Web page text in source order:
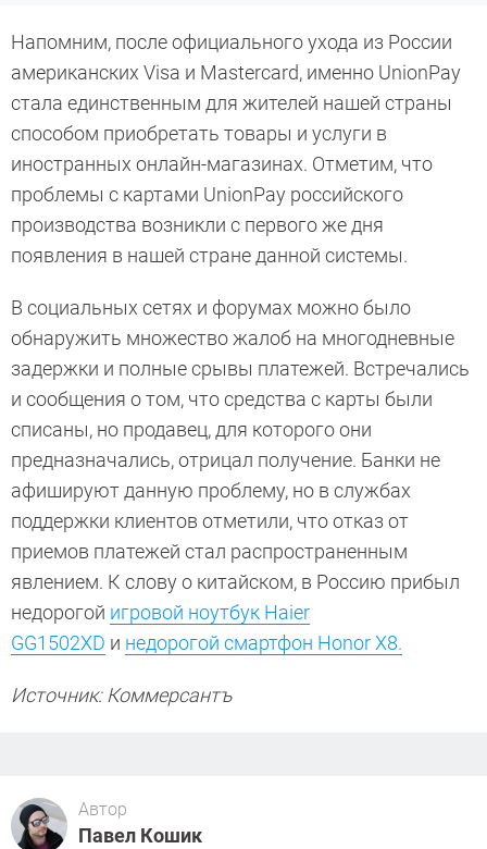
Напомним, после официального ухода из России
американских Visa и Mastercard, именно UnionPay
стала единственным для жителей нашей страны
способом приобретать товары и услуги в
иностранных онлайн-магазинах. Отметим, что
проблемы с картами UnionPay российского
производства возникли с первого же дня
появления в нашей стране данной системы.
В социальных сетях и форумах можно было
обнаружить множество жалоб на многодневные
задержки и полные срывы платежей. Встречались
и сообщения о том, что средства с карты были
списаны, но продавец, для которого они
предназначались, отрицал получение. Банки не
афишируют данную проблему, но в службах
поддержки клиентов отметили, что отказ от
приемов платежей стал распространенным
явлением. К слову о китайском, в Россию прибыл
недорогой игровой ноутбук Haier
GG1502XD и недорогой смартфон Honor X8.
Источник: Коммерсантъ
Автор
Павел Кошик